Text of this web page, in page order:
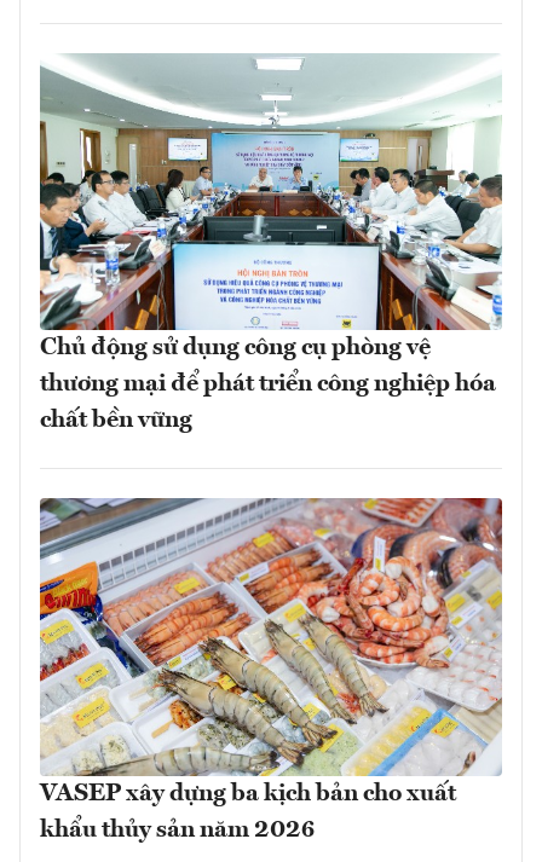
Chủ động sử dụng công cụ phòng vệ
thương mại để phát triển công nghiệp hóa
chất bền vững
VASEP xây dựng ba kịch bản cho xuất
khẩu thủy sản năm 2026